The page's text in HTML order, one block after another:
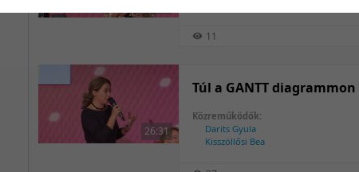
11
26:31
Túl a GANTT diagrammon
Közreműködők:
Darits Gyula
Kisszöllősi Bea